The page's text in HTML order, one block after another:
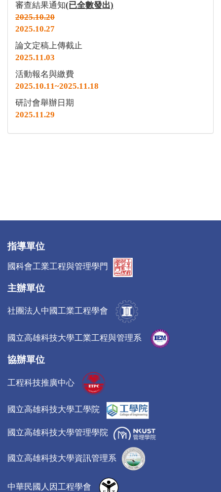
審查結果通知(已全數發出)
2025.10.20
2025.10.27
論文定稿上傳截止
2025.11.03
活動報名與繳費
2025.10.11~2025.11.18
研討會舉辦日期
2025.11.29
指導單位
國科會工業工程與管理學門
主辦單位
社團法人中國工業工程學會
國立高雄科技大學工業工程與管理系
協辦單位
工程科技推廣中心
國立高雄科技大學工學院
國立高雄科技大學管理學院
國立高雄科技大學資訊管理系
中華民國人因工程學會